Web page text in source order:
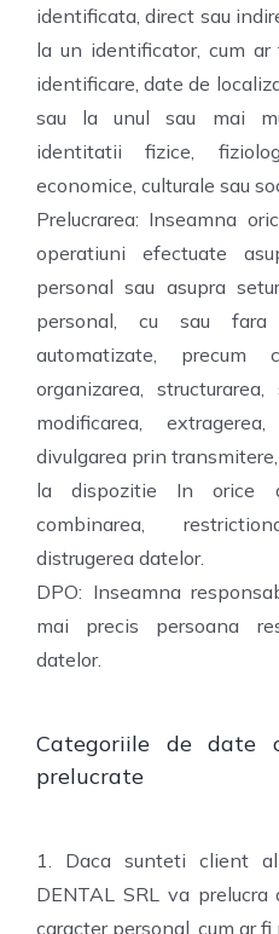
identificata, direct sau
la un identificator, cum
identificare, date de
sau la unul sau mai
identitatii fizice,
economice, culturale sau
Prelucrarea: Inseamna
operatiuni efectuate
personal sau asupra
personal, cu sau fara
automatizate, precum
organizarea,
modificarea,
divulgarea prin
la dispozitie In orice
combinarea,
distrugerea datelor.
DPO: Inseamna
mai precis persoana
datelor.
Categoriile de date
prelucrate
1. Daca sunteti client al
DENTAL SRL va prelucra
caracter personal, cum ar